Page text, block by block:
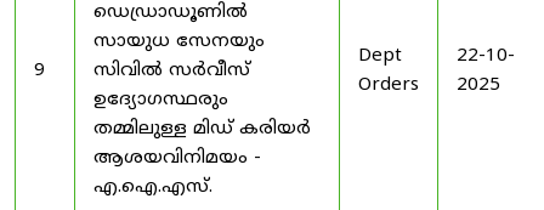
9
ഡെഡ്രാഡൂണിൽ
സായുധ സേനയും
സിവിൽ സർവീസ്
ഉദ്യോഗസ്ഥരും
തമ്മിലുള്ള മിഡ് കരിയർ
ആശയവിനിമയം -
എ.ഐ.എസ്.
Dept
Orders
22-10-
2025